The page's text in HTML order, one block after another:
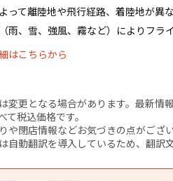
って離陸地や飛行経路、着陸地が異
雨、雪、強風、霧など）によりフラ
はこちらから
変更となる場合があります。最新情
税込価格です。
や閉店情報などお気づきの点がござ
自動翻訳を導入しているため、翻訳